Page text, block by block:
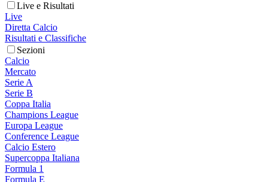
Live e Risultati
Live
Diretta Calcio
Risultati e Classifiche
Sezioni
Calcio
Mercato
Serie A
Serie B
Coppa Italia
Champions League
Europa League
Conference League
Calcio Estero
Supercoppa Italiana
Formula 1
Formula E